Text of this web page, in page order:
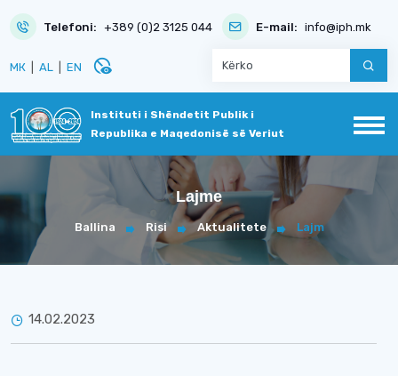
Telefoni: +389 (0)2 3125 044 E-mail: info@iph.mk
МК AL EN disabled_visible
Instituti i Shëndetit Publik i
Republika e Maqedonisë së Veriut
Lajme
Ballina Risi Aktualitete Lajm
14.02.2023